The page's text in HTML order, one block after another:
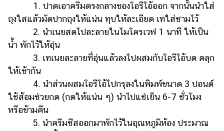
1. ปาดเอาครีมตรงกลางของโอรีโอ้ออก จากนั้นนำใส่
ถุงใสแล้วมัดปากถุงให้แน่น ทุบให้ละเอียด เทใส่ชามไว้
2. นำเนยสดไปละลายในไมโครเวฟ 1 นาที ให้เป็น
น้ำ พักไว้ให้อุ่น
3. เทเนยละลายที่อุ่นแล้วลงไปผสมกับโอรีโอ้บด คลุก
ให้เข้ากัน
4. นำส่วนผสมโอรีโอ้ไปกรุลงในพิมพ์ขนาด 3 ปอนด์
ใช้ส้อมช่วยกด (กดให้แน่น ๆ) นำไปแช่เย็น 6-7 ชั่วโมง
หรือข้ามคืน
5. นำครีมชีสออกมาพักไว้ในอุณหภูมิห้อง ประมาณ